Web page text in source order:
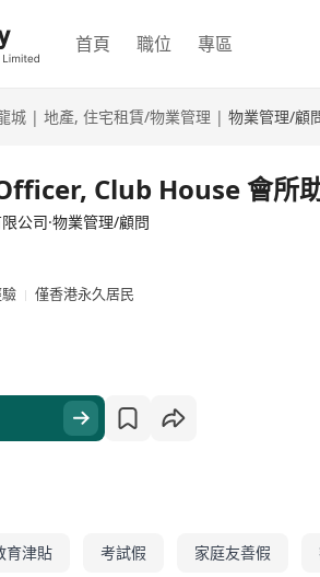
首頁 職位 專區
城 | 地產, 住宅租賃/物業管理 | 物業管理/顧
Club House 會所
公司·物業管理/顧問
僅香港永久居民
育津貼 考試假 家庭友善假